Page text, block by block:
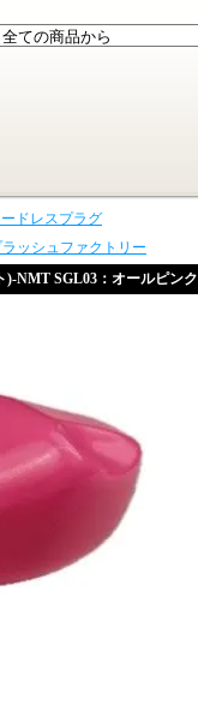
ドレスプラグ
ッシュファクトリー
NMT SGL03：オールピンク